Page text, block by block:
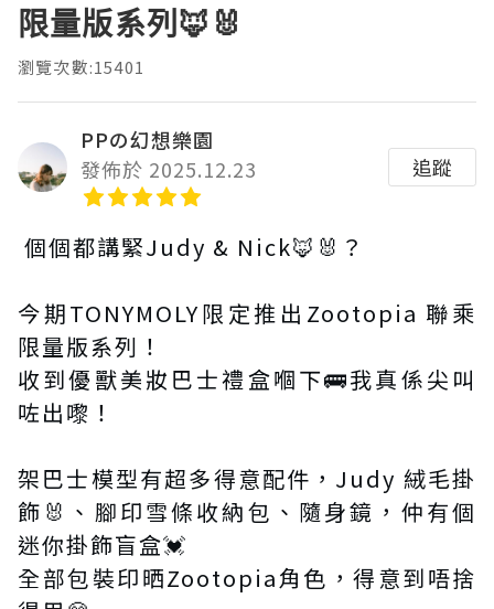
限量版系列🦊🐰
瀏覽次數:15401
PPの幻想樂園
發佈於 2025.12.23
追蹤
個個都講緊Judy & Nick🦊🐰？
今期TONYMOLY限定推出Zootopia 聯乘
限量版系列！
收到優獸美妝巴士禮盒嗰下🚌我真係尖叫
咗出嚟！
架巴士模型有超多得意配件，Judy 絨毛掛
飾🐰、腳印雪條收納包、隨身鏡，仲有個
迷你掛飾盲盒💓
全部包裝印晒Zootopia角色，得意到唔捨